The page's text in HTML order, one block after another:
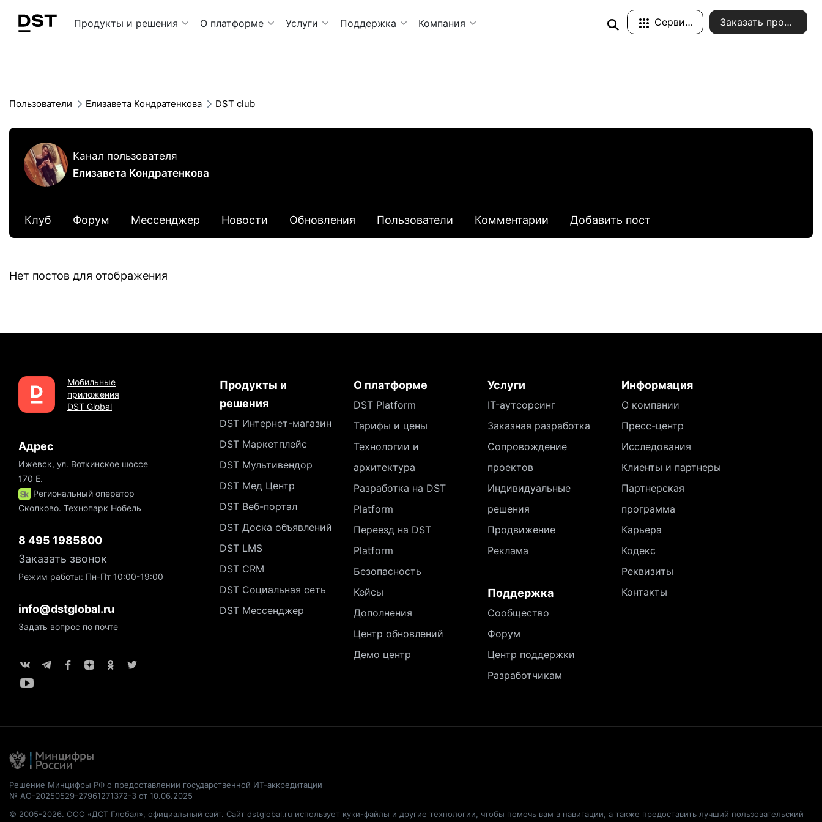
Navigation Menu
Продукты и решения О платформе Услуги Поддержка Компания Сервисы Заказать проект
Пользователи Елизавета Кондратенкова DST club
Канал пользователя
Елизавета Кондратенкова
Клуб Форум Мессенджер Новости Обновления Пользователи Комментарии Добавить пост
Нет постов для отображения
Мобильные
приложения
DST Global
Адрес
Ижевск, ул. Воткинское шоссе
170 Е.
Региональный оператор
Сколково. Технопарк Нобель
8 495 1985800
Заказать звонок
Режим работы: Пн-Пт 10:00-19:00
info@dstglobal.ru
Задать вопрос по почте
Продукты и
решения
DST Интернет-магазин
DST Маркетплейс
DST Мультивендор
DST Мед Центр
DST Веб-портал
DST Доска объявлений
DST LMS
DST CRM
DST Социальная сеть
DST Мессенджер
О платформе
DST Platform
Тарифы и цены
Технологии и
архитектура
Разработка на DST
Platform
Переезд на DST
Platform
Безопасность
Кейсы
Дополнения
Центр обновлений
Демо центр
Услуги
IT-аутсорсинг
Заказная разработка
Сопровождение
проектов
Индивидуальные
решения
Продвижение
Реклама
Поддержка
Сообщество
Форум
Центр поддержки
Разработчикам
Информация
О компании
Пресс-центр
Исследования
Клиенты и партнеры
Партнерская
программа
Карьера
Кодекс
Реквизиты
Контакты
Решение Минцифры РФ о предоставлении государственной ИТ-аккредитации
№ АО-20250529-27961271372-3 от 10.06.2025
© 2005-2026. ООО «ДСТ Глобал», официальный сайт. Сайт dstglobal.ru использует куки-файлы и другие технологии, чтобы помочь вам в навигации, а также предоставить лучший пользовательский